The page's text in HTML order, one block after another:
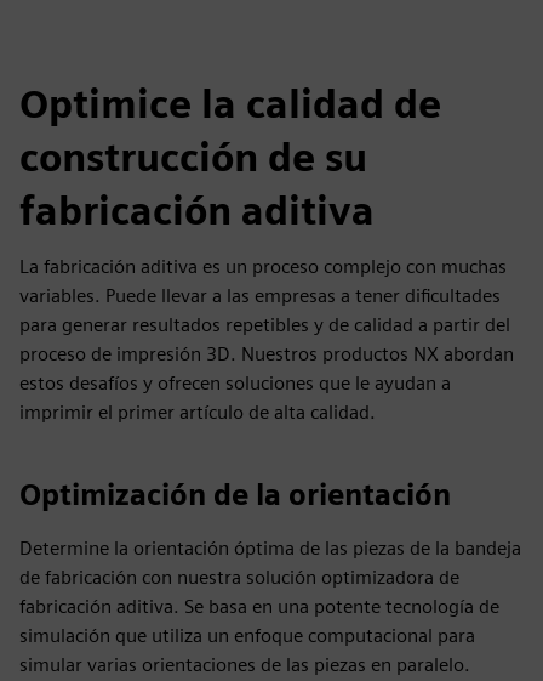
Optimice la calidad de
construcción de su
fabricación aditiva
La fabricación aditiva es un proceso complejo con muchas
variables. Puede llevar a las empresas a tener dificultades
para generar resultados repetibles y de calidad a partir del
proceso de impresión 3D. Nuestros productos NX abordan
estos desafíos y ofrecen soluciones que le ayudan a
imprimir el primer artículo de alta calidad.
Optimización de la orientación
Determine la orientación óptima de las piezas de la bandeja
de fabricación con nuestra solución optimizadora de
fabricación aditiva. Se basa en una potente tecnología de
simulación que utiliza un enfoque computacional para
simular varias orientaciones de las piezas en paralelo.